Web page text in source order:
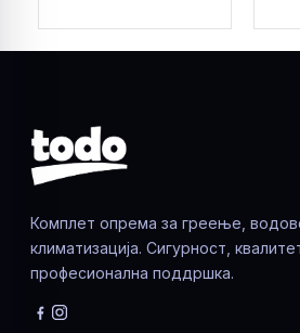
Комплет опрема за греење,
климатизација. Сигурност,
професионална поддршка.